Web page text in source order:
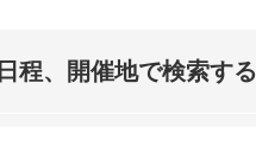
日程、開催地で検索する